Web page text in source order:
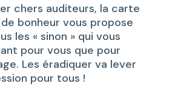
chers auditeurs, la carte
bonheur vous propose
les « sinon » qui vous
pour vous que pour
Les éradiquer va lever
pour tous !